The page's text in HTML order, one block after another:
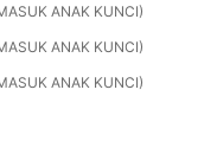
ANAK KUNCI)
ANAK KUNCI)
ANAK KUNCI)